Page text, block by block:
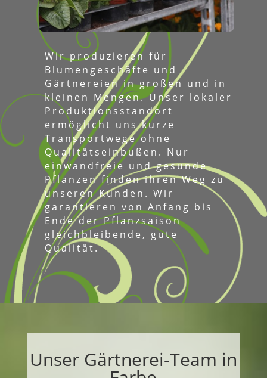
Wir produzieren für
Blumengeschäfte und
Gärtnereien in großen und in
kleinen Mengen. Unser lokaler
Produktionsstandort
ermöglicht uns kurze
Transportwege ohne
Qualitätseinbußen. Nur
einwandfreie und gesunde
Pflanzen finden ihren Weg zu
unseren Kunden. Wir
garantieren von Anfang bis
Ende der Pflanzsaison
gleichbleibende, gute
Qualität.
Unser Gärtnerei-Team in